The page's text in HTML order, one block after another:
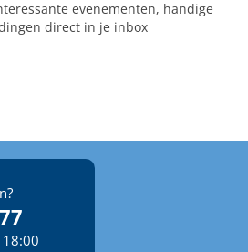
evenementen, handige
direct in je inbox